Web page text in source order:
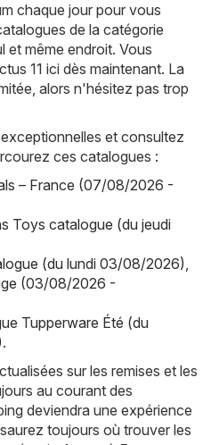
chaque jour pour vous
de la catégorie
et même endroit. Vous
11 ici dès maintenant. La
alors n'hésitez pas trop
et consultez
ces catalogues :
– France (07/08/2026 -
Toys catalogue (du jeudi
(du lundi 03/08/2026),
(03/08/2026 -
Tupperware Été (du
.
sur les remises et les
au courant des
deviendra une expérience
toujours où trouver les